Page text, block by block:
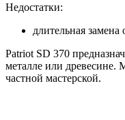
Недостатки:
длительная замена
Patriot SD 370
металле или древесине.
частной мастерской.